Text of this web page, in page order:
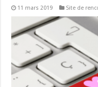
11 mars 2019 Site de